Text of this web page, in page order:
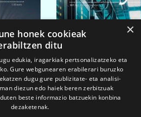
×
honek cookieak
ditu
edukia, iragarkiak pertsonalizatzeko eta
Gure webgunearen erabilerari buruzko
dugu gure publizitate- eta analisi-
diezun edo haiek beren zerbitzuak
beste informazio batzuekin konbina
dezaketenak.